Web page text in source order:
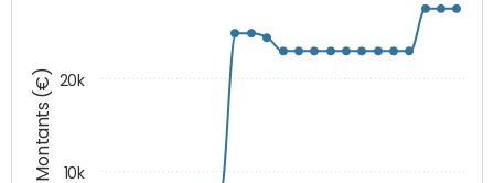
Montants (€) 10k
20k